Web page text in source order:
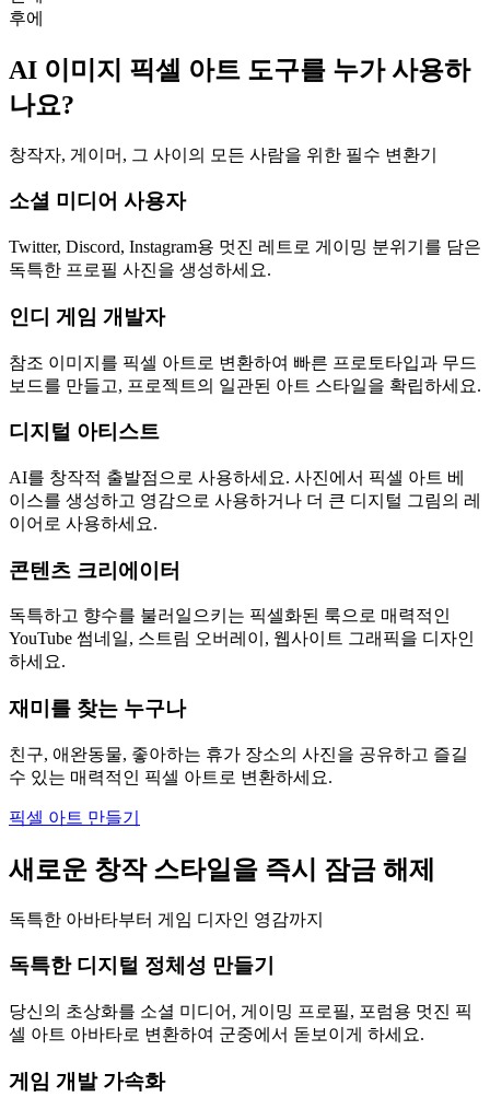
후에
AI 이미지 픽셀 아트 도구를 누가 사용하
나요?
창작자, 게이머, 그 사이의 모든 사람을 위한 필수 변환기
소셜 미디어 사용자
Twitter, Discord, Instagram용 멋진 레트로 게이밍 분위기를 담은
독특한 프로필 사진을 생성하세요.
인디 게임 개발자
참조 이미지를 픽셀 아트로 변환하여 빠른 프로토타입과 무드
보드를 만들고, 프로젝트의 일관된 아트 스타일을 확립하세요.
디지털 아티스트
AI를 창작적 출발점으로 사용하세요. 사진에서 픽셀 아트 베
이스를 생성하고 영감으로 사용하거나 더 큰 디지털 그림의 레
이어로 사용하세요.
콘텐츠 크리에이터
독특하고 향수를 불러일으키는 픽셀화된 룩으로 매력적인
YouTube 썸네일, 스트림 오버레이, 웹사이트 그래픽을 디자인
하세요.
재미를 찾는 누구나
친구, 애완동물, 좋아하는 휴가 장소의 사진을 공유하고 즐길
수 있는 매력적인 픽셀 아트로 변환하세요.
픽셀 아트 만들기
새로운 창작 스타일을 즉시 잠금 해제
독특한 아바타부터 게임 디자인 영감까지
독특한 디지털 정체성 만들기
당신의 초상화를 소셜 미디어, 게이밍 프로필, 포럼용 멋진 픽
셀 아트 아바타로 변환하여 군중에서 돋보이게 하세요.
게임 개발 가속화